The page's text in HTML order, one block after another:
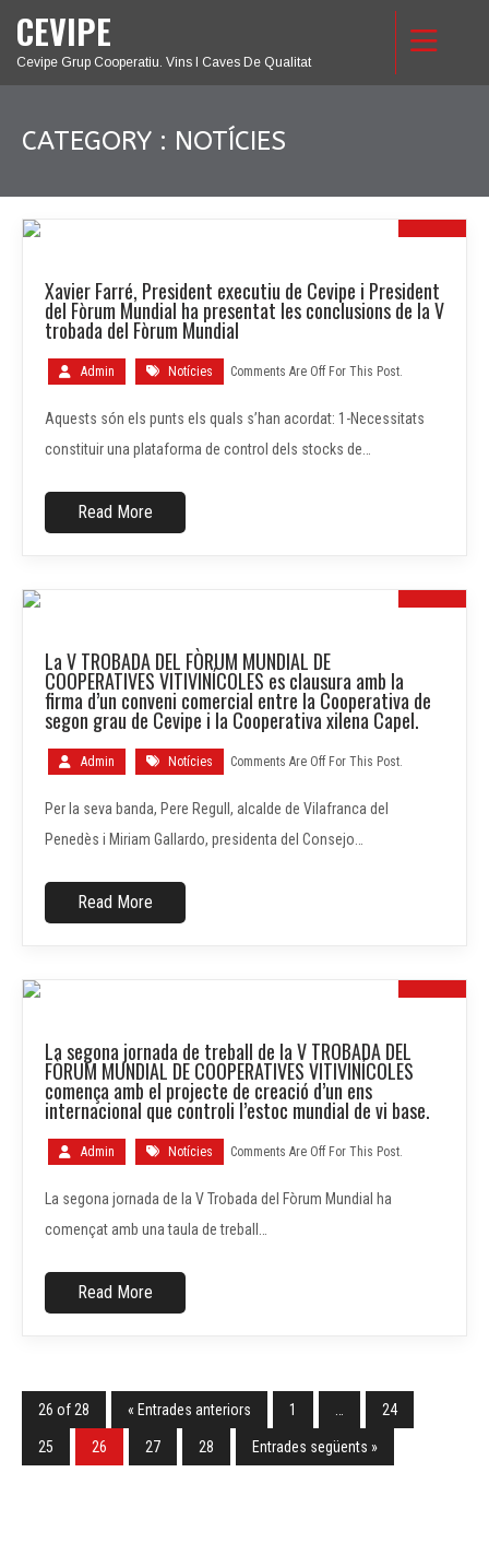
CEVIPE
Cevipe Grup Cooperatiu. Vins I Caves De Qualitat
CATEGORY : NOTÍCIES
18
MAIG
Xavier Farré, President executiu de Cevipe i President
del Fòrum Mundial ha presentat les conclusions de la V
trobada del Fòrum Mundial
Admin Notícies Comments Are Off For This Post.
Aquests són els punts els quals s’han acordat: 1-Necessitats
constituir una plataforma de control dels stocks de…
Read More
18
La V TROBADA DEL FÒRUM MUNDIAL DE
COOPERATIVES VITIVINÍCOLES es clausura amb la
firma d’un conveni comercial entre la Cooperativa de
segon grau de Cevipe i la Cooperativa xilena Capel.
Admin Notícies Comments Are Off For This Post.
Per la seva banda, Pere Regull, alcalde de Vilafranca del
Penedès i Miriam Gallardo, presidenta del Consejo…
Read More
16
La segona jornada de treball de la V TROBADA DEL
FÒRUM MUNDIAL DE COOPERATIVES VITIVINÍCOLES
comença amb el projecte de creació d’un ens
internacional que controli l’estoc mundial de vi base.
Admin Notícies Comments Are Off For This Post.
La segona jornada de la V Trobada del Fòrum Mundial ha
començat amb una taula de treball…
Read More
26 of 28 « Entrades anteriors 1 24
25 26 27 28 Entrades següents »